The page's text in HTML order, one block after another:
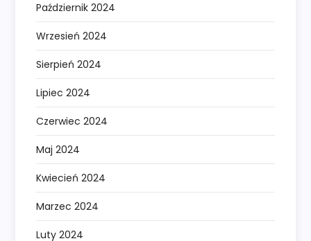
Październik 2024
Wrzesień 2024
Sierpień 2024
Lipiec 2024
Czerwiec 2024
Maj 2024
Kwiecień 2024
Marzec 2024
Luty 2024